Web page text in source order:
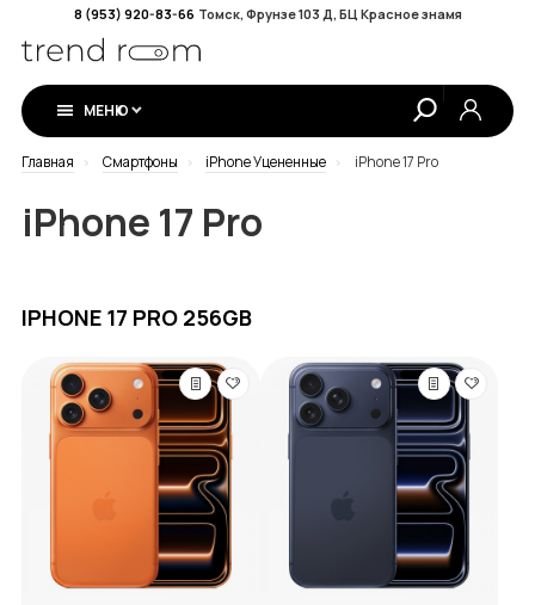
8 (953) 920-83-66 Томск, Фрунзе 103 Д, БЦ Красное знамя
МЕНЮ
Главная Смартфоны iPhone Уцененные iPhone 17 Pro
iPhone 17 Pro
IPHONE 17 PRO 256GB